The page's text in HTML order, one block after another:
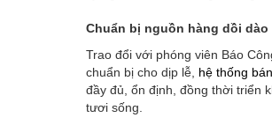
Chuẩn bị nguồn hàng dồi dào
Trao đổi với phóng viên Báo
chuẩn bị cho dịp lễ, hệ thống
đầy đủ, ổn định, đồng thời triển
tươi sống.